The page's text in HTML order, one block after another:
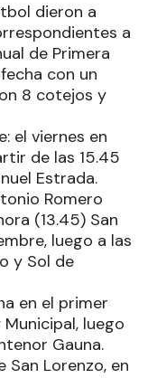
dieron a
a
de Primera
con un
8 cotejos y
el viernes en
de las 15.45
Estrada.
Romero
(13.45) San
luego a las
y Sol de
en el primer
luego
Gauna.
San Lorenzo, en